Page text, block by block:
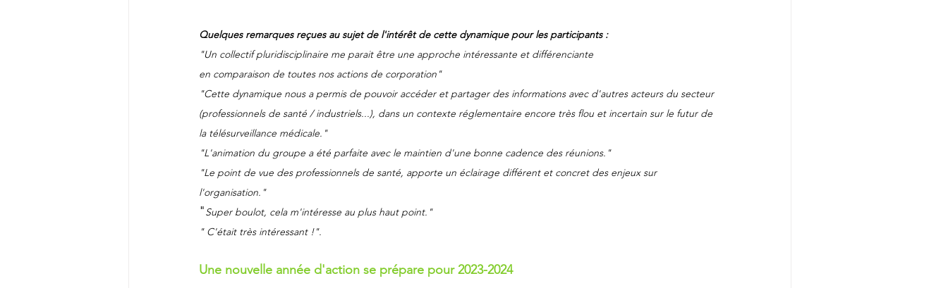
Quelques remarques reçues au sujet de l'intérêt de cette dynamique pour les participants :
"Un collectif pluridisciplinaire me parait être une approche intéressante et différenciante
en comparaison de toutes nos actions de corporation"
"Cette dynamique nous a permis de pouvoir accéder et partager des informations avec d'autres acteurs du secteur
(professionnels de santé / industriels...), dans un contexte réglementaire encore très flou et incertain sur le futur de
la télésurveillance médicale."
"L'animation du groupe a été parfaite avec le maintien d'une bonne cadence des réunions."
"Le point de vue des professionnels de santé, apporte un éclairage différent et concret des enjeux sur
l'organisation."
"Super boulot, cela m'intéresse au plus haut point."
" C'était très intéressant !".
Une nouvelle année d'action se prépare pour 2023-2024